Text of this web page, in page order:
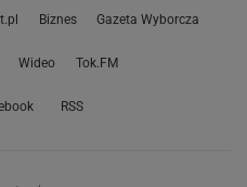
Biznes Gazeta Wyborcza
Wideo Tok.FM
RSS